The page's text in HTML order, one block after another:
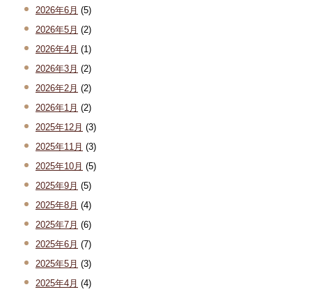
2026年6月 (5)
2026年5月 (2)
2026年4月 (1)
2026年3月 (2)
2026年2月 (2)
2026年1月 (2)
2025年12月 (3)
2025年11月 (3)
2025年10月 (5)
2025年9月 (5)
2025年8月 (4)
2025年7月 (6)
2025年6月 (7)
2025年5月 (3)
2025年4月 (4)